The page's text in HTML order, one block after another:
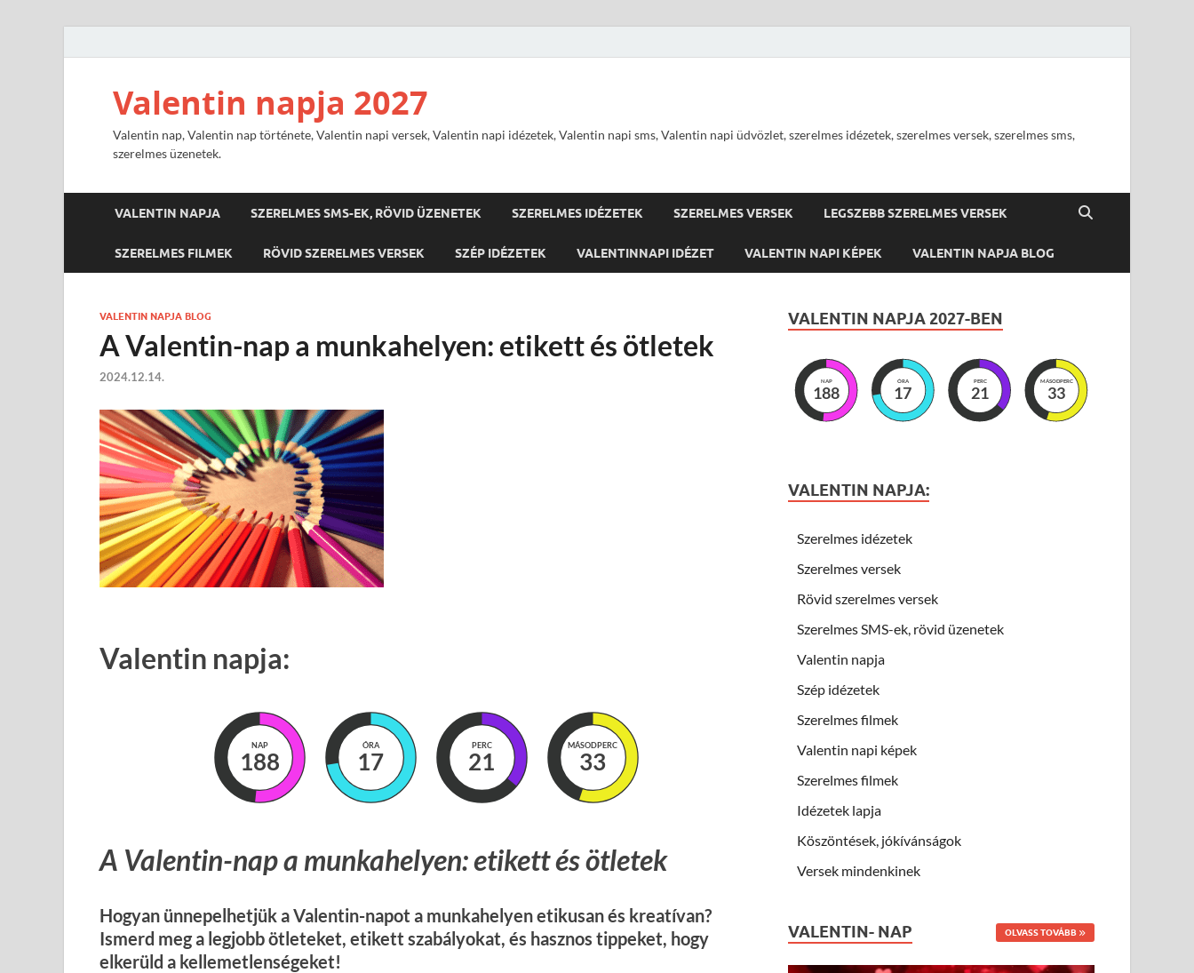
Valentin napja 2027
Valentin nap, Valentin nap története, Valentin napi versek, Valentin napi idézetek, Valentin napi sms, Valentin napi üdvözlet, szerelmes idézetek, szerelmes versek, szerelmes sms,
szerelmes üzenetek.
VALENTIN NAPJA SZERELMES SMS-EK, RÖVID ÜZENETEK SZERELMES IDÉZETEK SZERELMES VERSEK LEGSZEBB SZERELMES VERSEK
SZERELMES FILMEK RÖVID SZERELMES VERSEK SZÉP IDÉZETEK VALENTINNAPI IDÉZET VALENTIN NAPI KÉPEK VALENTIN NAPJA BLOG
VALENTIN NAPJA BLOG
A Valentin-nap a munkahelyen: etikett és ötletek
2024.12.14.
Valentin napja:
NAP
188
ÓRA
17
PERC
21
MÁSODPERC
31
A Valentin-nap a munkahelyen: etikett és ötletek
Hogyan ünnepelhetjük a Valentin-napot a munkahelyen etikusan és kreatívan?
Ismerd meg a legjobb ötleteket, etikett szabályokat, és hasznos tippeket, hogy
elkerüld a kellemetlenségeket!
VALENTIN NAPJA 2027-BEN
NAP
188
ÓRA
17
PERC
21
MÁSODPERC
31
VALENTIN NAPJA:
Szerelmes idézetek
Szerelmes versek
Rövid szerelmes versek
Szerelmes SMS-ek, rövid üzenetek
Valentin napja
Szép idézetek
Szerelmes filmek
Valentin napi képek
Szerelmes filmek
Idézetek lapja
Köszöntések, jókívánságok
Versek mindenkinek
VALENTIN- NAP OLVASS TOVÁBB